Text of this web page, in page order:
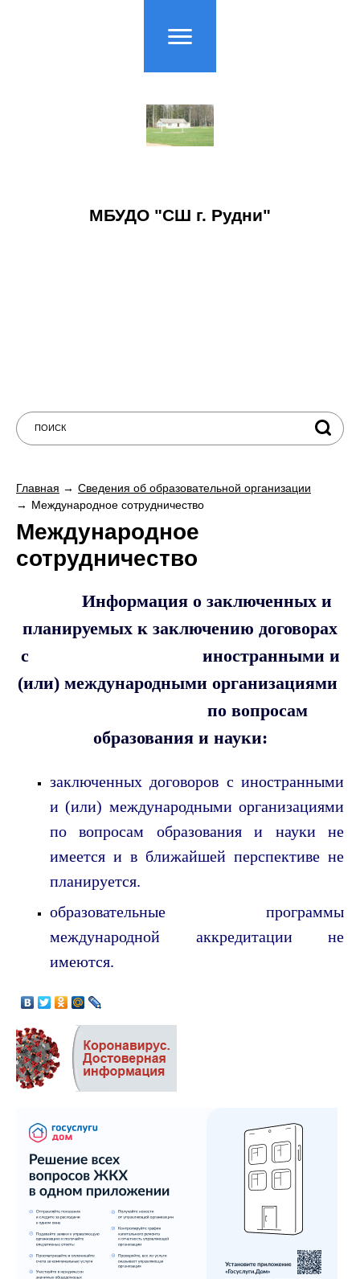
МБУДО "СШ г. Рудни"
Главная
Сведения об образовательной организации
Международное сотрудничество
Международное
сотрудничество
Информация о заключенных и
планируемых к заключению договорах
с иностранными и
(или) международными организациями
по вопросам
образования и науки:
заключенных договоров с иностранными
и (или) международными организациями
по вопросам образования и науки не
имеется и в ближайшей перспективе не
планируется.
образовательные программы
международной аккредитации не
имеются.